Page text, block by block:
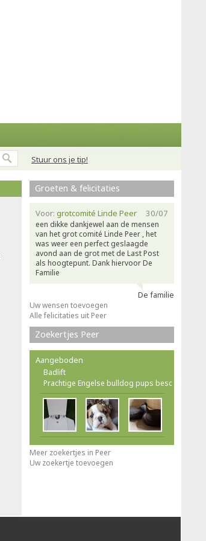
Stuur ons je tip!
Groeten & felicitaties
30/07
Voor: grotcomité Linde Peer
een dikke dankjewel aan de mensen
van het grot comité Linde Peer , het
was weer een perfect geslaagde
avond aan de grot met de Last Post
als hoogtepunt. Dank hiervoor De
Familie
De familie
Uw wensen toevoegen
Alle felicitaties uit Peer
Zoekertjes Peer
Aangeboden
Badlift
Prachtige Engelse bulldog pups besc
Meer zoekertjes in Peer
Uw zoekertje toevoegen